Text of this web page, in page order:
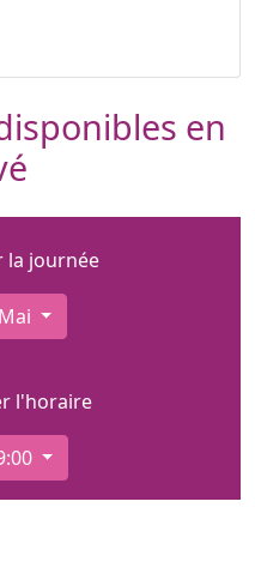
en
la journée
l'horaire